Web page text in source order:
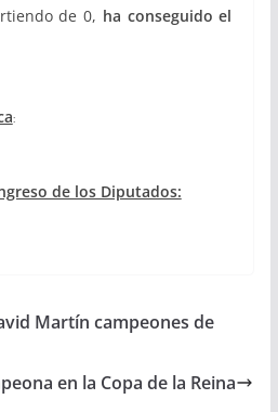
de 0, ha conseguido el
:
de los Diputados:
Martín campeones de
en la Copa de la Reina